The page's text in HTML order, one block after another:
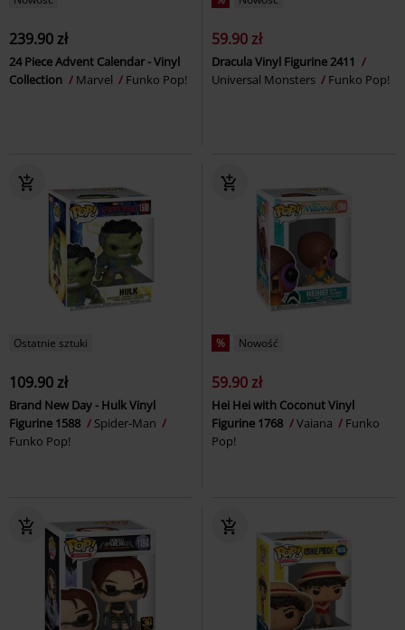
239.90 zł
24 Piece Advent Calendar - Vinyl
Collection
Marvel Funko Pop!
59.90 zł
Dracula Vinyl Figurine 2411
Universal Monsters
Funko Pop!
Ostatnie sztuki
109.90 zł
Brand New Day - Hulk Vinyl
Figurine 1588
Spider-Man
Funko Pop!
% Nowość
59.90 zł
Hei Hei with Coconut Vinyl
Figurine 1768
Vaiana
Funko
Pop!